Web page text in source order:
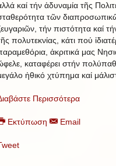
καί τήν ἀδυναμία τῆς
τῶν
τήν πιστότητα καί
πολυτεκνίας, κάτι πού
ἀκριτικά μας
καταφέρει στήν
ἠθικό χτύπημα καί
Περισσότερα
Εκτύπωση Email